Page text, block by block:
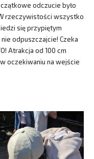
odczucie było
rzeczywistości wszystko
się przypiętym
odpuszczajcie! Czeka
Atrakcja od 100 cm
oczekiwaniu na wejście